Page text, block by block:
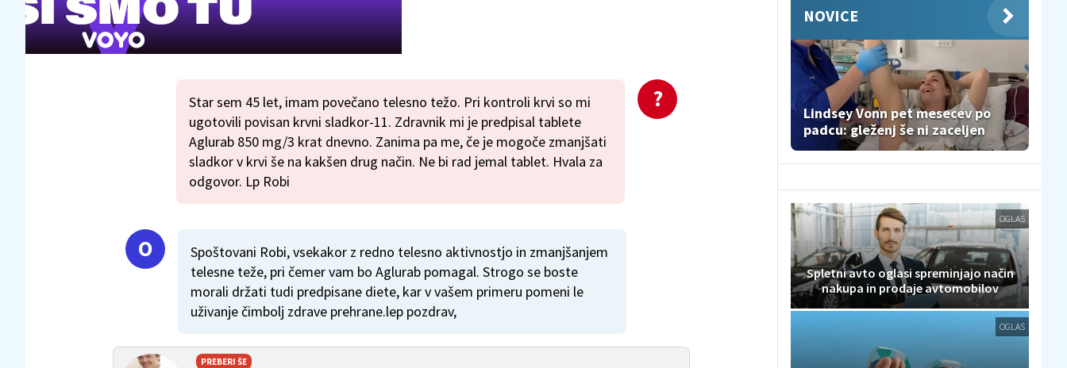
Star sem 45 let, imam povečano telesno težo. Pri kontroli krvi so mi
ugotovili povisan krvni sladkor-11. Zdravnik mi je predpisal tablete
Aglurab 850 mg/3 krat dnevno. Zanima pa me, če je mogoče zmanjšati
sladkor v krvi še na kakšen drug način. Ne bi rad jemal tablet. Hvala za
odgovor. Lp Robi
Spoštovani Robi, vsekakor z redno telesno aktivnostjo in zmanjšanjem
telesne teže, pri čemer vam bo Aglurab pomagal. Strogo se boste
morali držati tudi predpisane diete, kar v vašem primeru pomeni le
uživanje čimbolj zdrave prehrane.lep pozdrav,
PREBERI ŠE
NOVICE
Lindsey Vonn pet mesecev po
padcu: gleženj še ni zaceljen
OGLAS
Spletni avto oglasi spreminjajo način
nakupa in prodaje avtomobilov
OGLAS